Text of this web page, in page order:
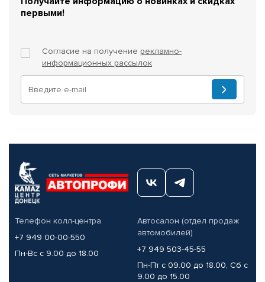
первыми!
Согласие на получение рекламно-
информационных рассылок
Телефон колл-центра
+7 949 00-00-550
Пн-Вс с 9.00 до 18.00
Автосалон (отдел продаж
автомобилей)
+7 949 503-45-55
Пн-Пт с 09.00 до 18.00, Сб с
9.00 до 15.00